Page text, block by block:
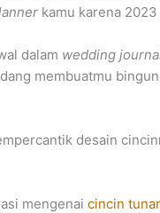
kamu karena
dalam wedding
membuatmu
desain
mengenai cincin